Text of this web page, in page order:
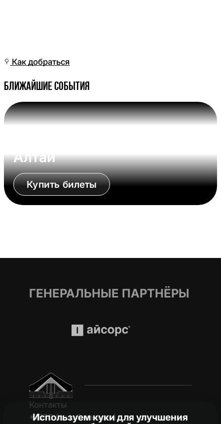
Как добраться
Ближайшие события
Алтай
Купить билеты
ГЕНЕРАЛЬНЫЕ ПАРТНЁРЫ
Контакты
*1950 (c мобильного)
Используем куки для улучшения